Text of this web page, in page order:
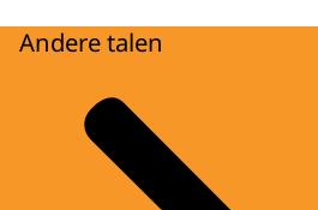
Andere talen